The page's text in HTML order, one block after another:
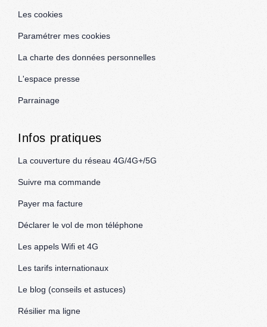
Les cookies
Paramétrer mes cookies
La charte des données personnelles
L'espace presse
Parrainage
Infos pratiques
La couverture du réseau 4G/4G+/5G
Suivre ma commande
Payer ma facture
Déclarer le vol de mon téléphone
Les appels Wifi et 4G
Les tarifs internationaux
Le blog (conseils et astuces)
Résilier ma ligne